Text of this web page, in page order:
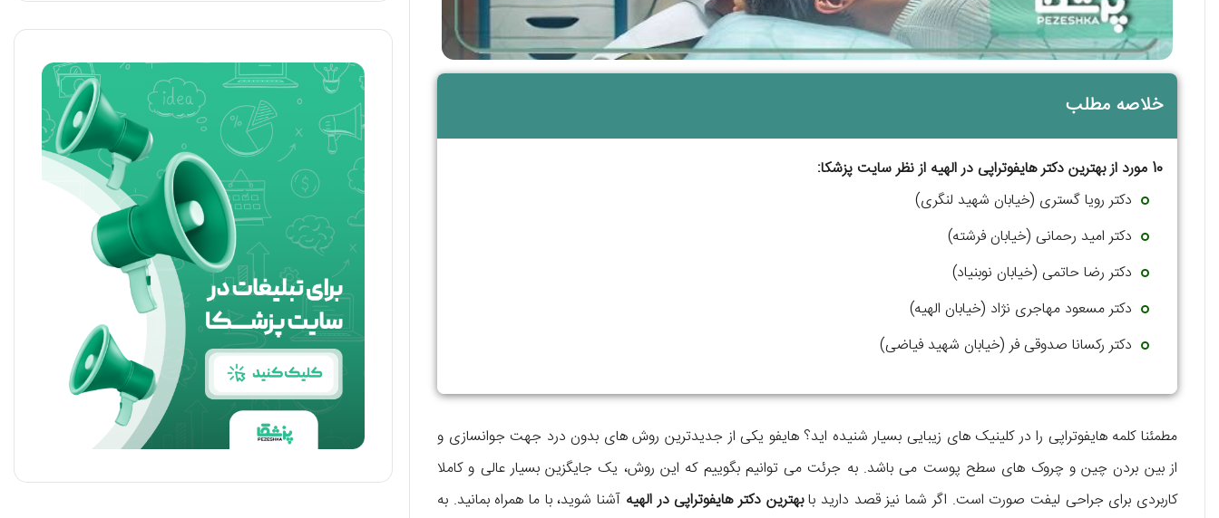
خلاصه مطلب
10 مورد از بهترین دکتر هایفوتراپی در الهیه از نظر سایت پزشکا:
دکتر رویا گستری (خیابان شهید لنگری)
دکتر امید رحمانی (خیابان فرشته)
دکتر رضا حاتمی (خیابان نوبنیاد)
دکتر مسعود مهاجری نژاد (خیابان الهیه)
دکتر رکسانا صدوقی فر (خیابان شهید فیاضی)
مطمئنا کلمه‌ هایفوتراپی را در کلینیک‌ های زیبایی بسیار شنیده‌ اید؟ هایفو یکی از جدیدترین روش‌ های بدون درد جهت جوانسازی و
از بین بردن چین و چروک‌ های سطح پوست می‌ باشد. به جرئت می‌ توانیم بگوییم که این روش، یک جایگزین بسیار عالی و کاملا
کاربردی برای جراحی لیفت صورت است. اگر شما نیز قصد دارید بابهترین دکتر هایفوتراپی در الهیه آشنا شوید، با ما همراه بمانید. به